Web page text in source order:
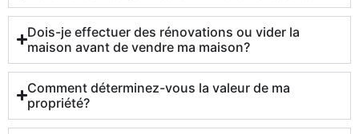
Dois-je effectuer des rénovations ou vider la
maison avant de vendre ma maison?
Comment déterminez-vous la valeur de ma
propriété?